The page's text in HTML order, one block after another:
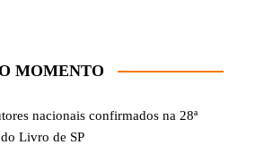
MOMENTO
nacionais confirmados na 28ª
Livro de SP